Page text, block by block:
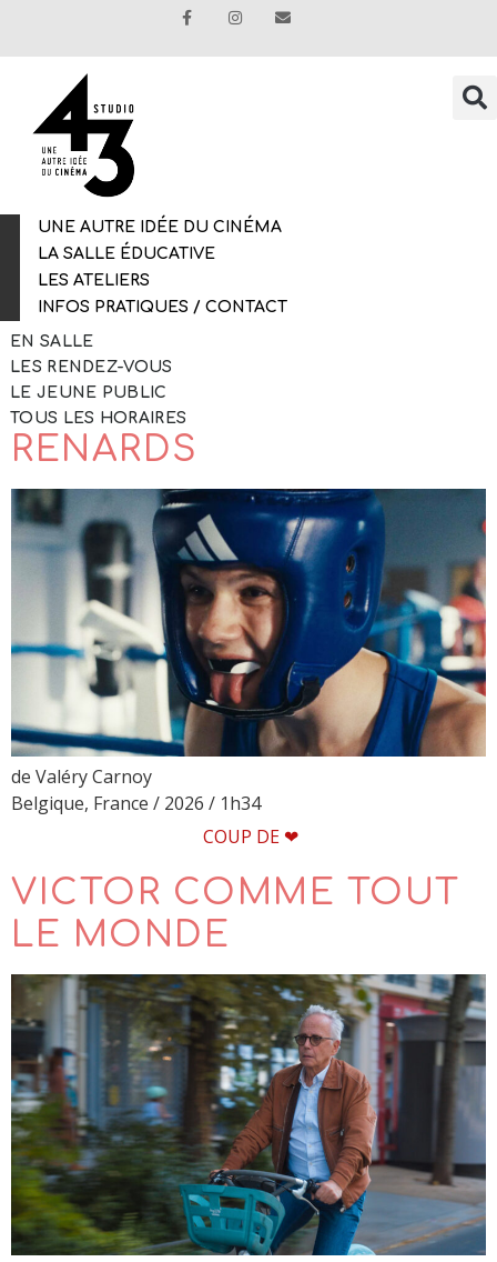
UNE AUTRE IDÉE DU CINÉMA
LA SALLE ÉDUCATIVE
LES ATELIERS
INFOS PRATIQUES / CONTACT
EN SALLE
LES RENDEZ-VOUS
LE JEUNE PUBLIC
TOUS LES HORAIRES
LA DANSE DES
RENARDS
de Valéry Carnoy
Belgique, France / 2026 / 1h34
COUP DE ❤
VICTOR COMME TOUT
LE MONDE